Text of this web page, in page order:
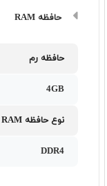
حافظه RAM
حافظه رم
4GB
نوع حافظه RAM
DDR4